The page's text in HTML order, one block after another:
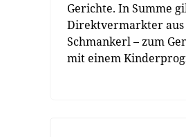
Gerichte. In Summe
Direktvermarkter aus
Schmankerl – zum
mit einem